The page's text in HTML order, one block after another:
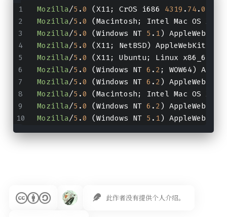
Mozilla/5 .0 (X11; CrOS i686 4319 . 74.0
Mozilla/5 .0 (Macintosh; Intel Mac OS X
Mozilla/5 .0 (Windows NT 5 . 1) AppleWebKit/
Mozilla/5 .0 (X11; NetBSD) AppleWebKit/
Mozilla/5 .0 (X11; Ubuntu; Linux x86_64;
Mozilla/5 .0 (Windows NT 6 . 2 ; WOW64)
Mozilla/5 .0 (Windows NT 6 . 2) AppleWebKit/
Mozilla/5 .0 (Macintosh; Intel Mac OS X
Mozilla/5 .0 (Windows NT 6 . 2) AppleWebKit/
Mozilla/5 .0 (Windows NT 5 . 1) AppleWebKit/
此作者没有提供个人介绍。